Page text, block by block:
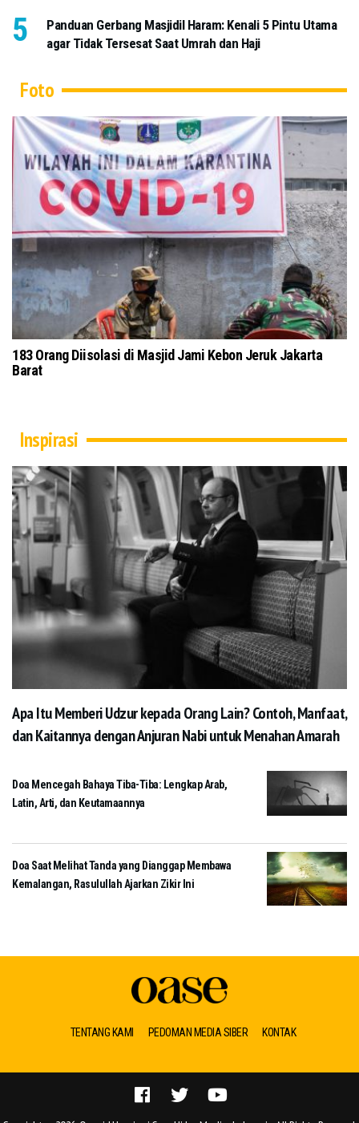
Panduan Gerbang Masjidil Haram: Kenali 5 Pintu Utama
agar Tidak Tersesat Saat Umrah dan Haji
Foto
Protokol
Tokoh Masyarakat dan Ulama Jawa Timur
Inspirasi
Apa Itu Memberi Udzur kepada Orang Lain? Contoh, Manfaat,
dan Kaitannya dengan Anjuran Nabi untuk Menahan Amarah
Doa Mencegah Bahaya Tiba-Tiba: Lengkap Arab,
Latin, Arti, dan Keutamaannya
Doa Saat Melihat Tanda yang Dianggap Membawa
Kemalangan, Rasulullah Ajarkan Zikir Ini
TENTANG KAMI PEDOMAN MEDIA SIBER KONTAK